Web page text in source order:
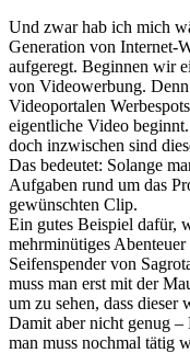
Und zwar hab ich mich
Generation von Internet-
aufgeregt. Beginnen wir
von Videowerbung.
Videoportalen
eigentliche Video
doch inzwischen sind
Das bedeutet: Solange
Aufgaben rund um das
gewünschten Clip.
Ein gutes Beispiel dafür,
mehrminütiges
Seifenspender von
muss man erst mit der
um zu sehen, dass
Damit aber nicht genug –
man muss nochmal tätig